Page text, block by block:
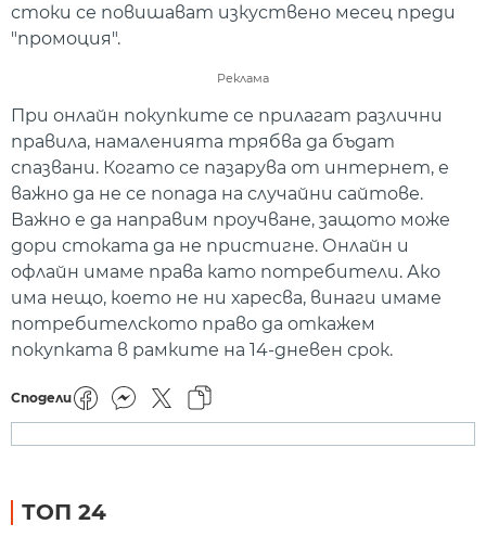
стоки се повишават изкуствено месец преди
"промоция".
Реклама
При онлайн покупките се прилагат различни
правила, намаленията трябва да бъдат
спазвани. Когато се пазарува от интернет, е
важно да не се попада на случайни сайтове.
Важно е да направим проучване, защото може
дори стоката да не пристигне. Онлайн и
офлайн имаме права като потребители. Ако
има нещо, което не ни харесва, винаги имаме
потребителското право да откажем
покупката в рамките на 14-дневен срок.
Сподели
ТОП 24